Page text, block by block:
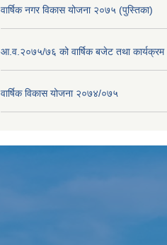
वार्षिक नगर विकास योजना २०७५ (पुस्तिका)
आ.व.२०७५/७६ को वार्षिक बजेट तथा कार्यक्रम
वार्षिक विकास योजना २०७४/०७५